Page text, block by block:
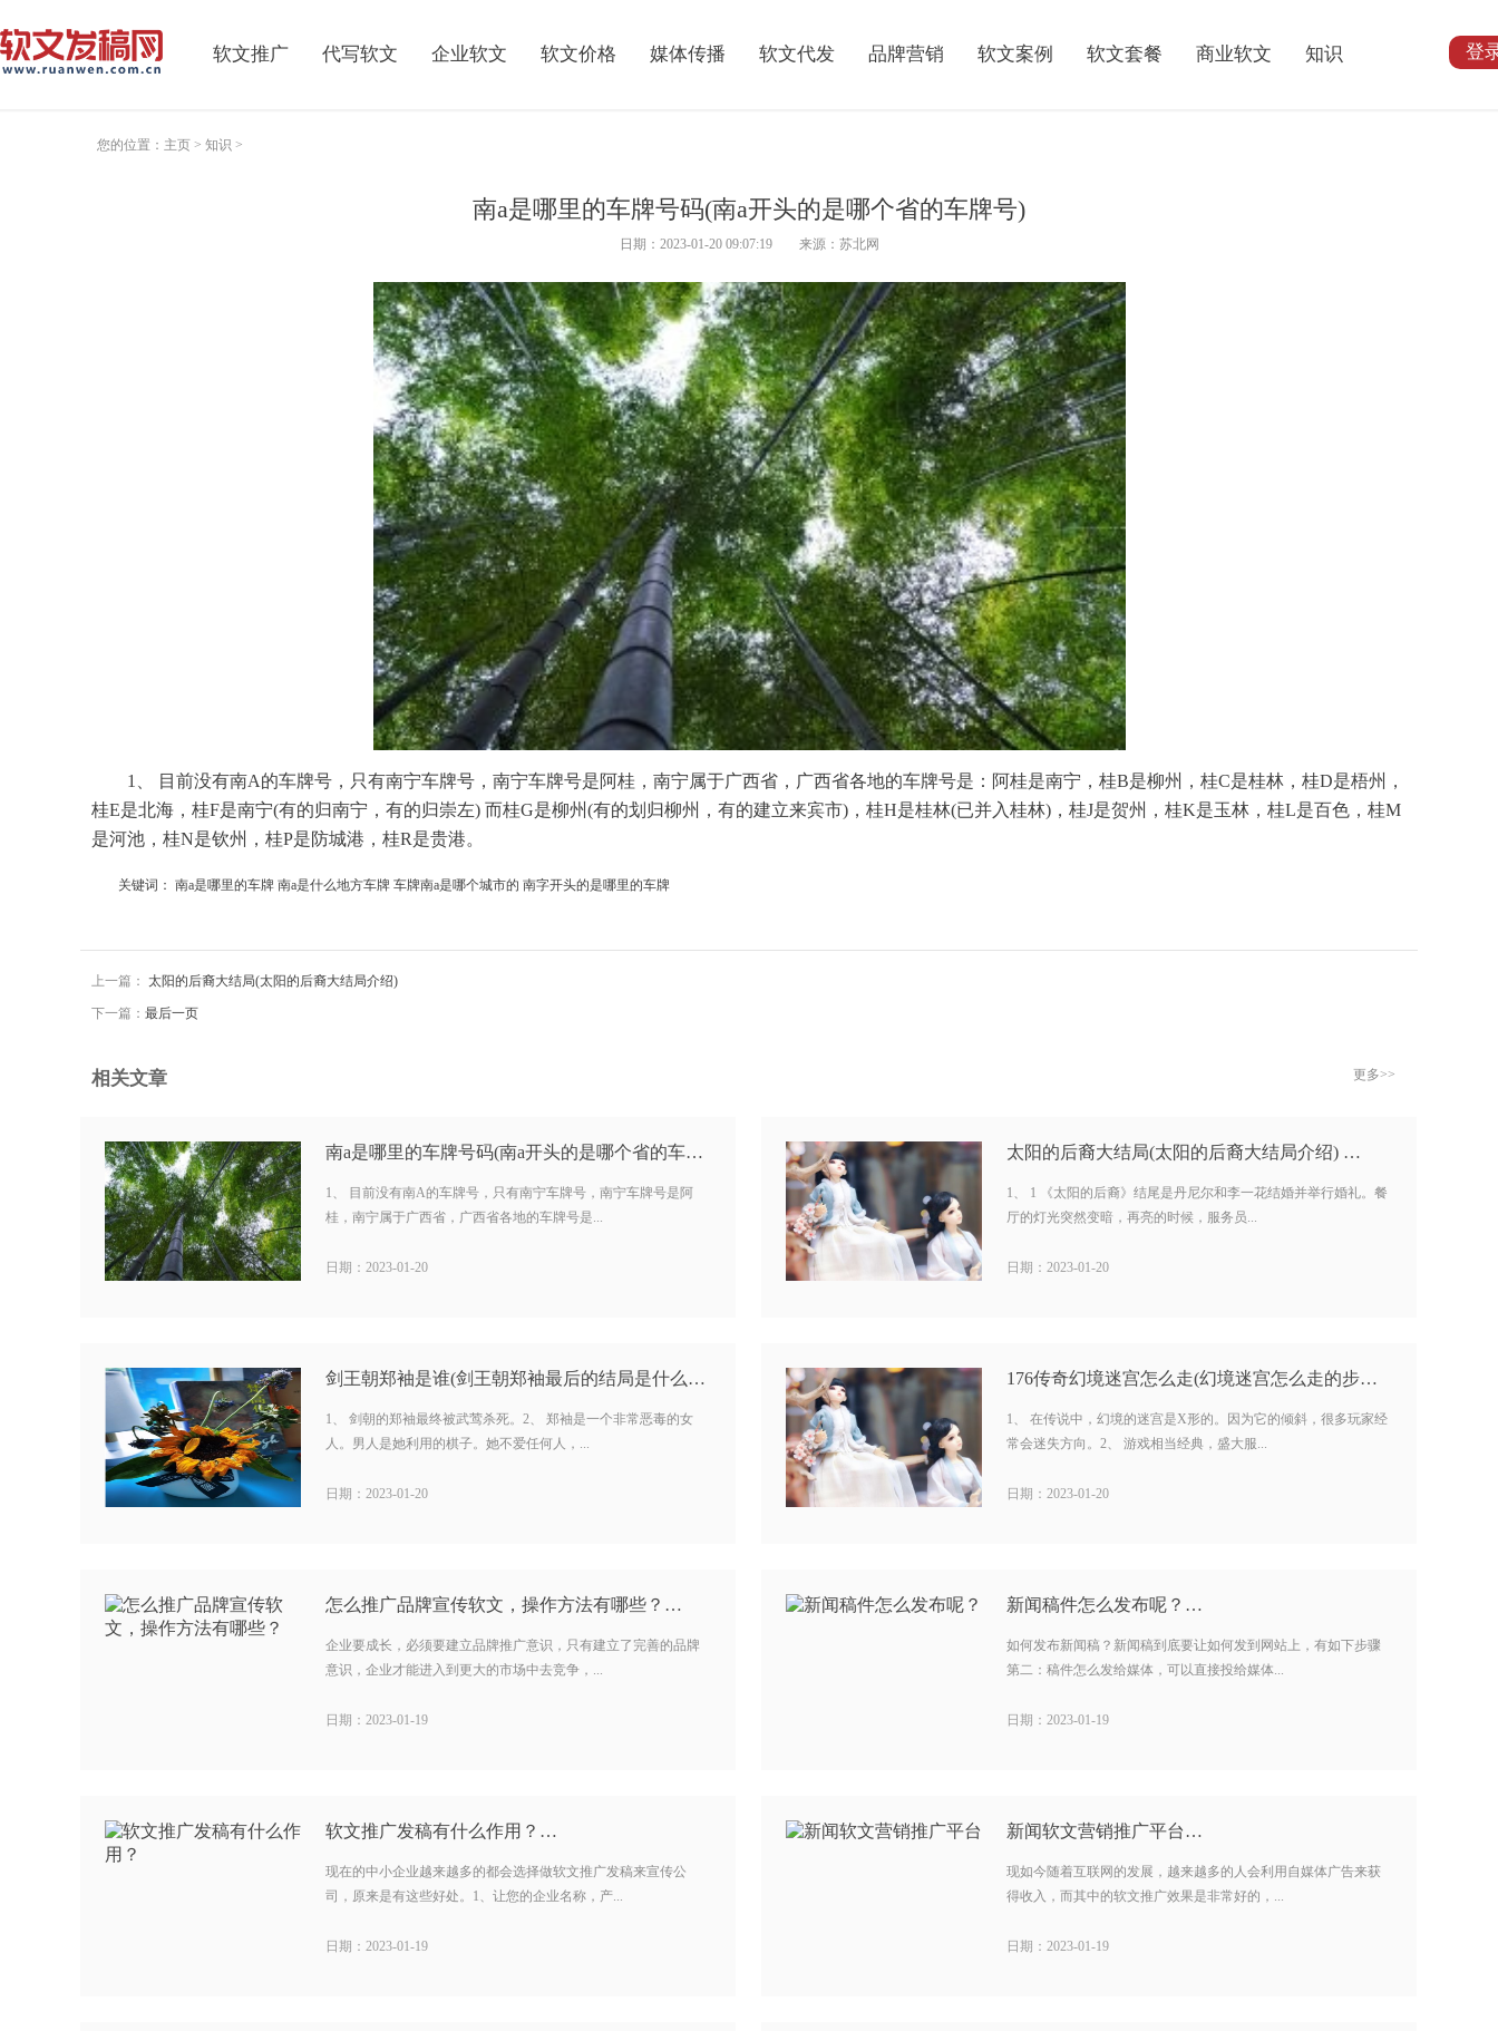
软文推广 代写软文 企业软文 软文价格 媒体传播 软文代发 品牌营销 软文案例 软文套餐 商业软文 知识 登
您的位置： 主页 > 知识 >
南a是哪里的车牌号码(南a开头的是哪个省的车牌号)
日期：2023-01-20 09:07:19 来源：苏北网
1、 目前没有南A的车牌号，只有南宁车牌号，南宁车牌号是阿桂，南宁属于广西省，广西省各地的车牌号是：阿桂是南宁，桂B是柳州，桂C是桂林，桂D是梧州，
桂E是北海，桂F是南宁(有的归南宁，有的归崇左) 而桂G是柳州(有的划归柳州，有的建立来宾市)，桂H是桂林(已并入桂林)，桂J是贺州，桂K是玉林，桂L是百色，桂M
是河池，桂N是钦州，桂P是防城港，桂R是贵港。
关键词： 南a是哪里的车牌 南a是什么地方车牌 车牌南a是哪个城市的 南字开头的是哪里的车牌
上一篇： 太阳的后裔大结局(太阳的后裔大结局介绍)
下一篇： 最后一页
更多>>
相关文章
南a是哪里的车牌号码(南a开头的是哪个省的车牌号) …
1、 目前没有南A的车牌号，只有南宁车牌号，南宁车牌号是阿
桂，南宁属于广西省，广西省各地的车牌号是...
日期：2023-01-20
太阳的后裔大结局(太阳的后裔大结局介绍) …
1、 1 《太阳的后裔》结尾是丹尼尔和李一花结婚并举行婚礼。餐
厅的灯光突然变暗，再亮的时候，服务员...
日期：2023-01-20
剑王朝郑袖是谁(剑王朝郑袖最后的结局是什么) …
1、 剑朝的郑袖最终被武莺杀死。2、 郑袖是一个非常恶毒的女
人。男人是她利用的棋子。她不爱任何人，...
日期：2023-01-20
176传奇幻境迷宫怎么走(幻境迷宫怎么走的步骤) …
1、 在传说中，幻境的迷宫是X形的。因为它的倾斜，很多玩家经
常会迷失方向。2、 游戏相当经典，盛大服...
日期：2023-01-20
怎么推广品牌宣传软文，操作方法有哪些？…
企业要成长，必须要建立品牌推广意识，只有建立了完善的品牌
意识，企业才能进入到更大的市场中去竞争，...
日期：2023-01-19
新闻稿件怎么发布呢？…
如何发布新闻稿？新闻稿到底要让如何发到网站上，有如下步骤
第二：稿件怎么发给媒体，可以直接投给媒体...
日期：2023-01-19
软文推广发稿有什么作用？…
现在的中小企业越来越多的都会选择做软文推广发稿来宣传公
司，原来是有这些好处。1、让您的企业名称，产...
日期：2023-01-19
新闻软文营销推广平台…
现如今随着互联网的发展，越来越多的人会利用自媒体广告来获
得收入，而其中的软文推广效果是非常好的，...
日期：2023-01-19